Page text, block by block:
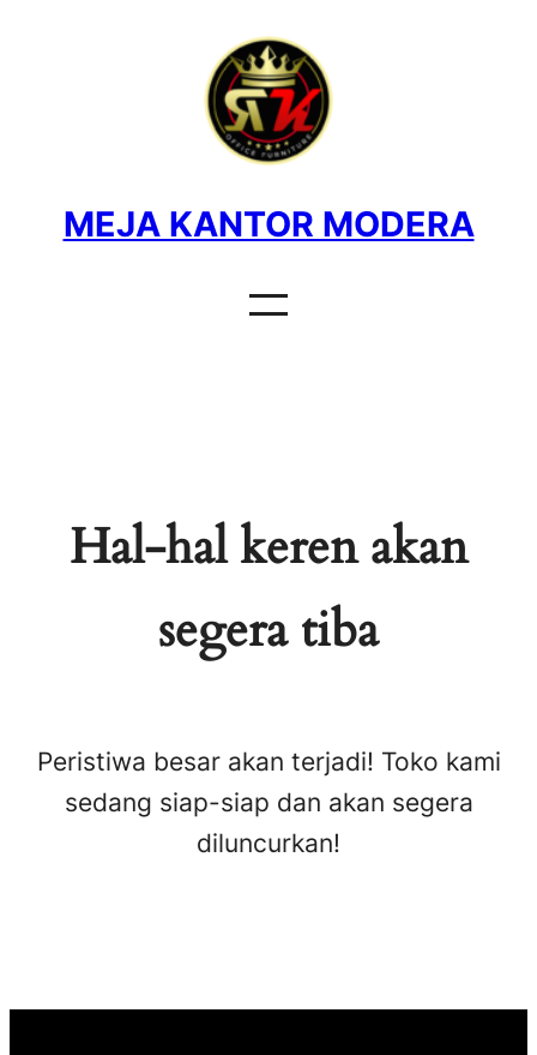
MEJA KANTOR MODERA
Hal-hal keren akan
segera tiba
Peristiwa besar akan terjadi! Toko kami
sedang siap-siap dan akan segera
diluncurkan!